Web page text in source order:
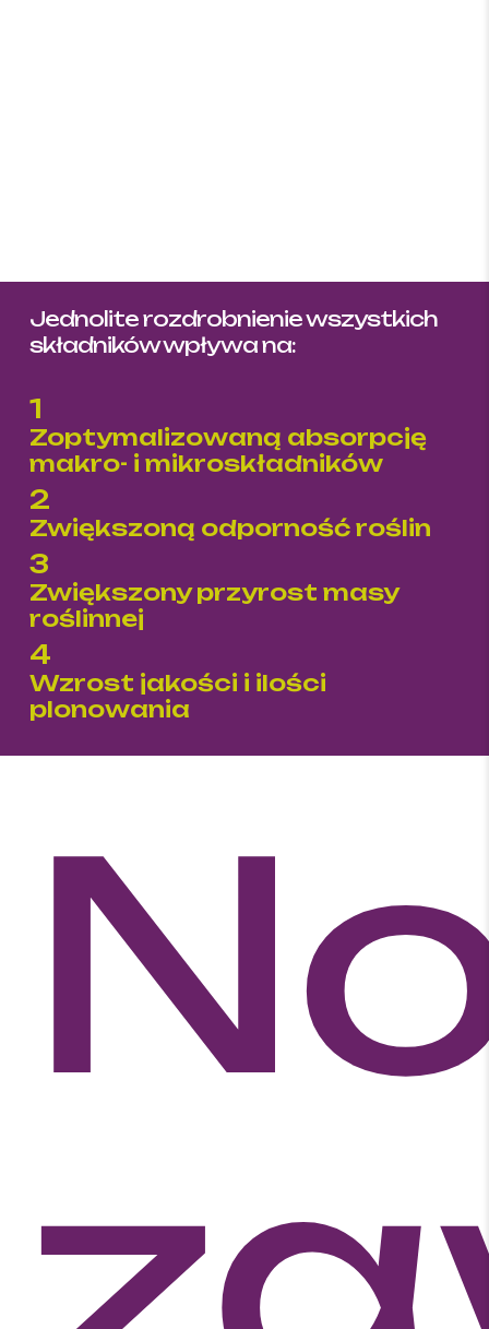
Jednolite rozdrobnienie wszystkich
składników wpływa na:
1
Zoptymalizowaną absorpcję
makro- i mikroskładników
2
Zwiększoną odporność roślin
3
Zwiększony przyrost masy
roślinnej
4
Wzrost jakości i ilości
plonowania